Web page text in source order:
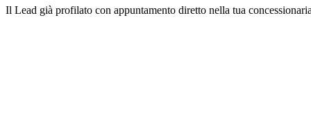
Il Lead già profilato con appuntamento diretto nella tua